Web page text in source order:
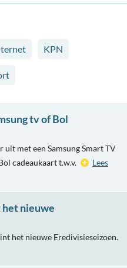
KPN
tv of Bol
uit met een Samsung Smart TV
cadeaukaart t.w.v.
Lees
nieuwe
het nieuwe Eredivisieseizoen.